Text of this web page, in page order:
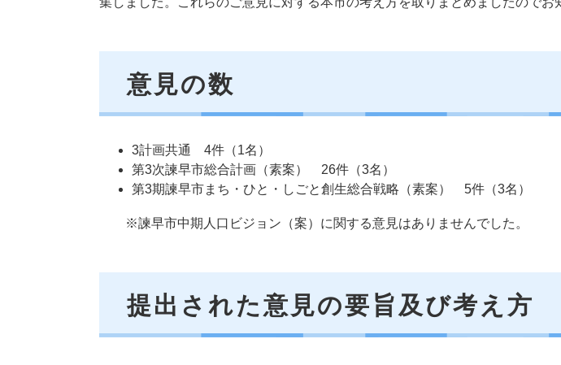
意見の数
3計画共通 4件（1名）
第3次諫早市総合計画（素案） 26件（3名）
第3期諫早市まち・ひと・しごと創生総合戦略（素案） 5件（3名）
※諫早市中期人口ビジョン（案）に関する意見はありませんでした。
提出された意見の要旨及び考え方